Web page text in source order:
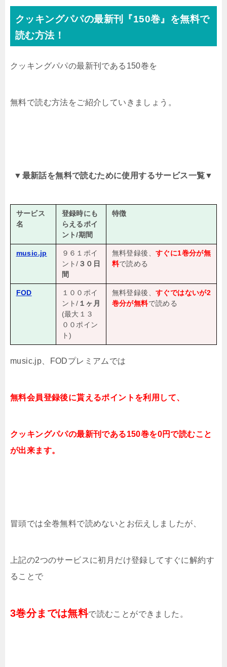
クッキングパパの最新刊『150巻』
を無料で
読む方法！
クッキングパパの最新刊である150巻を
無料で読む方法をご紹介していきましょう。
▼ 最新話を無料で読むために使用するサービス一覧▼
サービス
名
登録時にも
らえるポイ
ント/期間
特徴
music.jp
９６１ポイ
ント/ ３０日
間
無料登録後、 すぐに1巻分が無
料で読める
FOD
１００ポイ
ント/ １ヶ月
(最大１３
００ポイン
ト)
無料登録後、 すぐではないが2
巻分が無料で読める
music.jp、FODプレミアムでは
無料会員登録後に貰えるポイントを利用して、
クッキングパパの最新刊である150巻を0円で読むこと
が出来ます。
冒頭では全巻無料で読めないとお伝えしましたが、
上記の2つのサービスに初月だけ登録してすぐに解約す
ることで
3巻分までは無料で読むことができました。